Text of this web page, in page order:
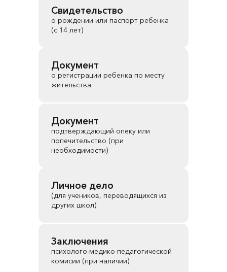
Свидетельство
о рождении или паспорт ребенка
(с 14 лет)
Документ
о регистрации ребенка по месту
жительства
Документ
подтверждающий опеку или
попечительство (при
необходимости)
Личное дело
(для учеников, переводящихся из
других школ)
Заключения
психолого-медико-педагогической
комисии (при наличии)